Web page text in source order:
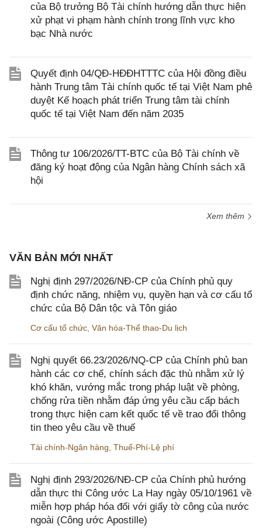
của Bộ trưởng Bộ Tài chính hướng dẫn thực hiện
xử phạt vi phạm hành chính trong lĩnh vực kho
bạc Nhà nước
Quyết định 04/QĐ-HĐĐHTTTC của Hội đồng điều
hành Trung tâm Tài chính quốc tế tại Việt Nam phê
duyệt Kế hoạch phát triển Trung tâm tài chính
quốc tế tại Việt Nam đến năm 2035
Thông tư 106/2026/TT-BTC của Bộ Tài chính về
đăng ký hoạt động của Ngân hàng Chính sách xã
hội
Xem thêm
VĂN BẢN MỚI NHẤT
Nghị định 297/2026/NĐ-CP của Chính phủ quy
định chức năng, nhiệm vụ, quyền hạn và cơ cấu tổ
chức của Bộ Dân tộc và Tôn giáo
Cơ cấu tổ chức Văn hóa-Thể thao-Du lịch
Nghị quyết 66.23/2026/NQ-CP của Chính phủ ban
hành các cơ chế, chính sách đặc thù nhằm xử lý
khó khăn, vướng mắc trong pháp luật về phòng,
chống rửa tiền nhằm đáp ứng yêu cầu cấp bách
trong thực hiện cam kết quốc tế về trao đổi thông
tin theo yêu cầu về thuế
Tài chính-Ngân hàng Thuế-Phí-Lệ phí
Nghị định 293/2026/NĐ-CP của Chính phủ hướng
dẫn thực thi Công ước La Hay ngày 05/10/1961 về
miễn hợp pháp hóa đối với giấy tờ công của nước
ngoài (Công ước Apostille)